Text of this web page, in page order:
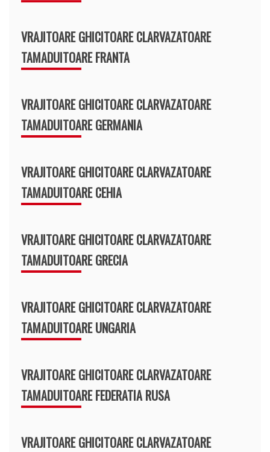
VRAJITOARE GHICITOARE CLARVAZATOARE
TAMADUITOARE FRANTA
VRAJITOARE GHICITOARE CLARVAZATOARE
TAMADUITOARE GERMANIA
VRAJITOARE GHICITOARE CLARVAZATOARE
TAMADUITOARE CEHIA
VRAJITOARE GHICITOARE CLARVAZATOARE
TAMADUITOARE GRECIA
VRAJITOARE GHICITOARE CLARVAZATOARE
TAMADUITOARE UNGARIA
VRAJITOARE GHICITOARE CLARVAZATOARE
TAMADUITOARE FEDERATIA RUSA
VRAJITOARE GHICITOARE CLARVAZATOARE